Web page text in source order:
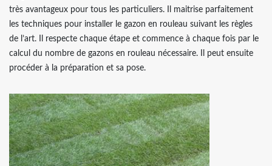
très avantageux pour tous les particuliers. Il maitrise parfaitement
les techniques pour installer le gazon en rouleau suivant les règles
de l’art. Il respecte chaque étape et commence à chaque fois par le
calcul du nombre de gazons en rouleau nécessaire. Il peut ensuite
procéder à la préparation et sa pose.